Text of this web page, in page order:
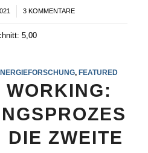
3 KOMMENTARE
5,00
,FEATURED
DIE ZWEITE